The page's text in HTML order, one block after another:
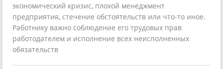
экономический кризис, плохой менеджмент
предприятия, стечение обстоятельств или что-то иное.
Работнику важно соблюдение его трудовых прав
работодателем и исполнение всех неисполненных
обязательств